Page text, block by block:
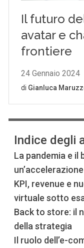
Indice degli
La pandemia e il
KPI, revenue e
virtuale sotto
Back to store: il
della strategia
Il ruolo dell’e-